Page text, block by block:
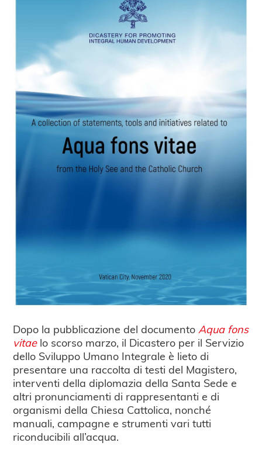
Dopo la pubblicazione del documento Aqua fons
vitaelo scorso marzo, il Dicastero per il Servizio
dello Sviluppo Umano Integrale è lieto di
presentare una raccolta di testi del Magistero,
interventi della diplomazia della Santa Sede e
altri pronunciamenti di rappresentanti e di
organismi della Chiesa Cattolica, nonché
manuali, campagne e strumenti vari tutti
riconducibili all’acqua.